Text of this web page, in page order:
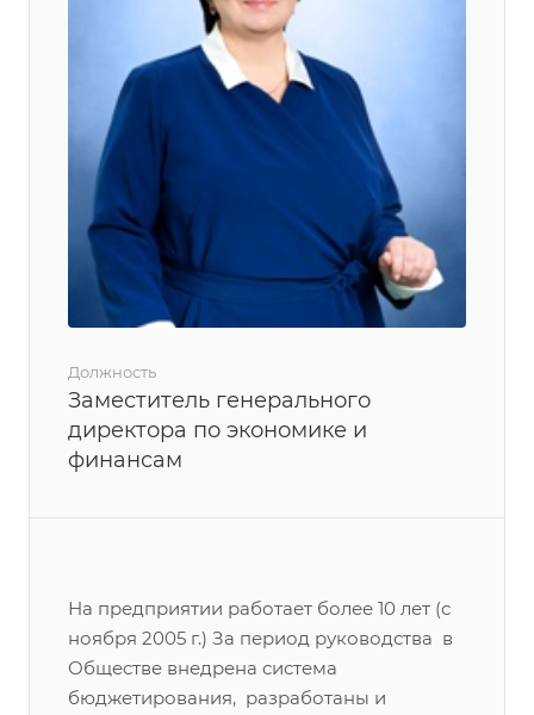
Должность
Заместитель генерального
директора по экономике и
финансам
На предприятии работает более 10 лет (с
ноября 2005 г.) За период руководства в
Обществе внедрена система
бюджетирования, разработаны и